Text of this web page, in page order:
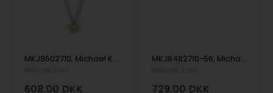
MKJ8502710, Michael Kors Premium Halskæde
608,00 DKK
MKJ8482710-56, Michael Kors Premium Ring
729,00 DKK